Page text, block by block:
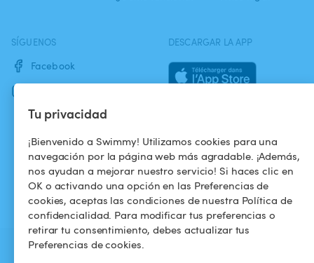
Tu privacidad
¡Bienvenido a Swimmy! Utilizamos cookies para una
navegación por la página web más agradable. ¡Además,
nos ayudan a mejorar nuestro servicio! Si haces clic en
OK o activando una opción en las Preferencias de
cookies, aceptas las condiciones de nuestra Política de
confidencialidad. Para modificar tus preferencias o
retirar tu consentimiento, debes actualizar tus
Preferencias de cookies.
SÍGUENOS
Facebook
DESCARGAR LA APP